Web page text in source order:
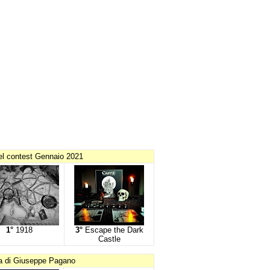
contest Gennaio 2021
1°1918 3°Escape the Dark
Castle
di Giuseppe Pagano